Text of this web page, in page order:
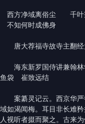
西方净域离俗尘 千叶
不知何时成佛身
唐大荐福寺故寺主翻经
海东新罗国侍讲兼翰林
鱼袋 崔致远结
案纂灵记云。西京华严
域如渴闻梅。耳目非长难
人视听者掇而聚之。古来